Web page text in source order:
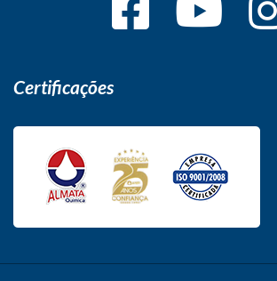
Certificações